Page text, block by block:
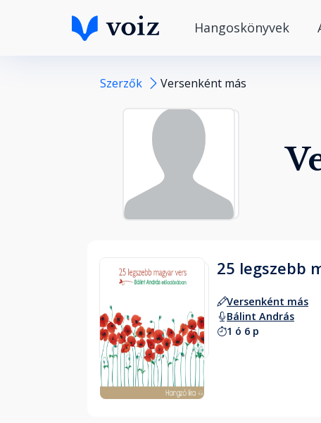
Hangoskönyvek
Szerzők Versenként más
Hallgass bele
25 legszebb
Versenként más
Bálint András
1 ó 6 p